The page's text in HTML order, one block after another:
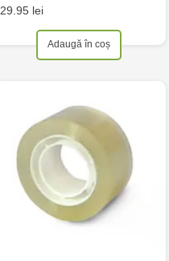
29.95 lei
Adaugă în coș